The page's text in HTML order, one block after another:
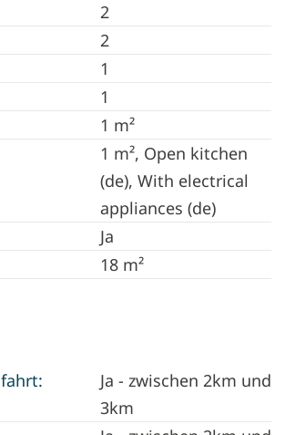
2
2
1
1
1 m²
1 m², Open kitchen
(de), With electrical
appliances (de)
Ja
18 m²
Ja - zwischen 2km und
3km